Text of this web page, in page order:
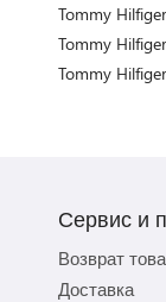
Tommy
Tommy
Tommy
Сервис и
Возврат
Доставка